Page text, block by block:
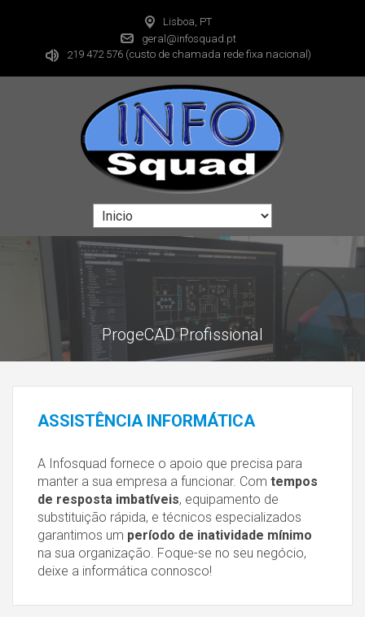
Lisboa, PT
geral@infosquad.pt
219 472 576 (custo de chamada rede fixa nacional)
ProgeCAD Profissional
ASSISTÊNCIAINFORMÁTICA
A Infosquad fornece o apoio que precisa para
manter a sua empresa a funcionar. Com tempos
de resposta imbatíveis, equipamento de
substituição rápida, e técnicos especializados
garantimos um período de inatividade mínimo
na sua organização. Foque-se no seu negócio,
deixe a informática connosco!